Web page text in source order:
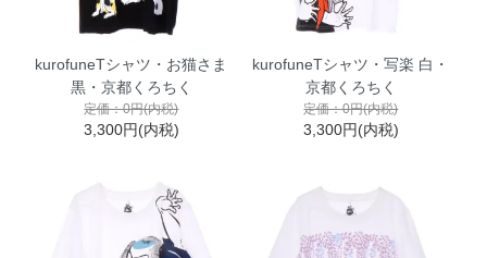
kurofuneTシャツ・お猫さま
黒・京都くろちく
定価：0円(内税)
3,300円(内税)
kurofuneTシャツ・写楽 白・
京都くろちく
定価：0円(内税)
3,300円(内税)